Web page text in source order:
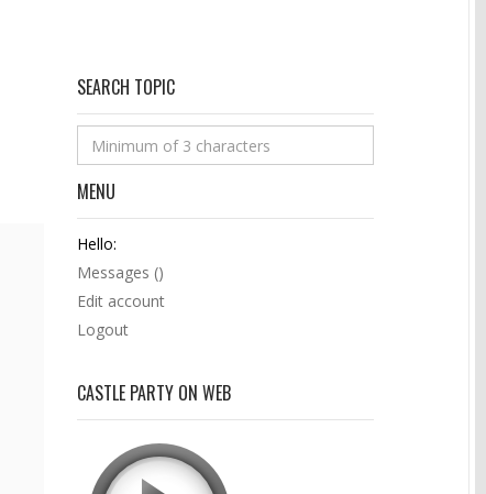
SEARCH TOPIC
MENU
Hello:
Messages ()
Edit account
Logout
CASTLE PARTY ON WEB